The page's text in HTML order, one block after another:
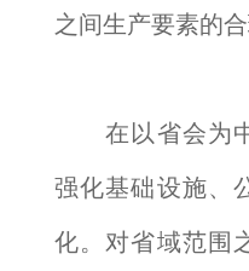
之间生产要素的
在以省会为中
强化基础设施、
化。对省域范围